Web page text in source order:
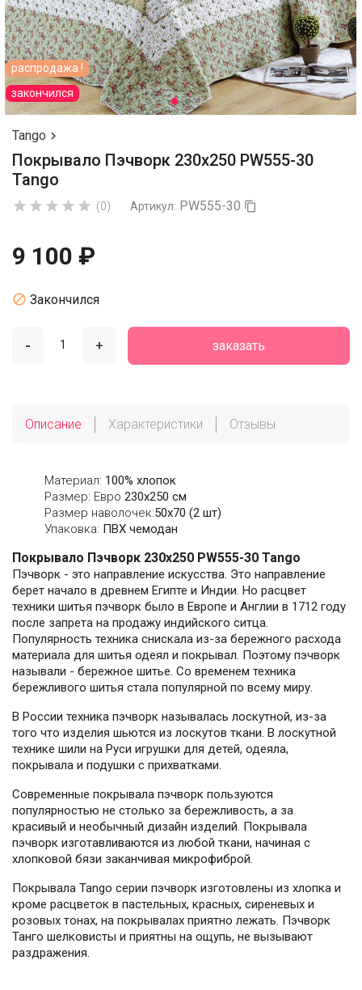
распродажа !
закончился
Tango 
Покрывало Пэчворк 230х250 PW555-30
Tango
     (0) Артикул: PW555-30 
9 100 ₽
 Закончился
- + заказать
Описание Характеристики Отзывы
Материал: 100% хлопок
Размер: Евро 230х250 см
Размер наволочек:50x70 (2 шт)
Упаковка: ПВХ чемодан
Покрывало Пэчворк 230х250 PW555-30 Tango
Пэчворк - это направление искусства. Это направление
берет начало в древнем Египте и Индии. Но расцвет
техники шитья пэчворк было в Европе и Англии в 1712 году
после запрета на продажу индийского ситца.
Популярность техника снискала из-за бережного расхода
материала для шитья одеял и покрывал. Поэтому пэчворк
называли - бережное шитье. Со временем техника
бережливого шитья стала популярной по всему миру.
В России техника пэчворк называлась лоскутной, из-за
того что изделия шьются из лоскутов ткани. В лоскутной
технике шили на Руси игрушки для детей, одеяла,
покрывала и подушки с прихватками.
Современные покрывала пэчворк пользуются
популярностью не столько за бережливость, а за
красивый и необычный дизайн изделий. Покрывала
пэчворк изготавливаются из любой ткани, начиная с
хлопковой бязи заканчивая микрофиброй.
Покрывала Tango серии пэчворк изготовлены из хлопка и
кроме расцветок в пастельных, красных, сиреневых и
розовых тонах, на покрывалах приятно лежать. Пэчворк
Танго шелковисты и приятны на ощупь, не вызывают
раздражения.